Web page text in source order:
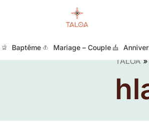
Baptême Mariage – Couple
TALOA